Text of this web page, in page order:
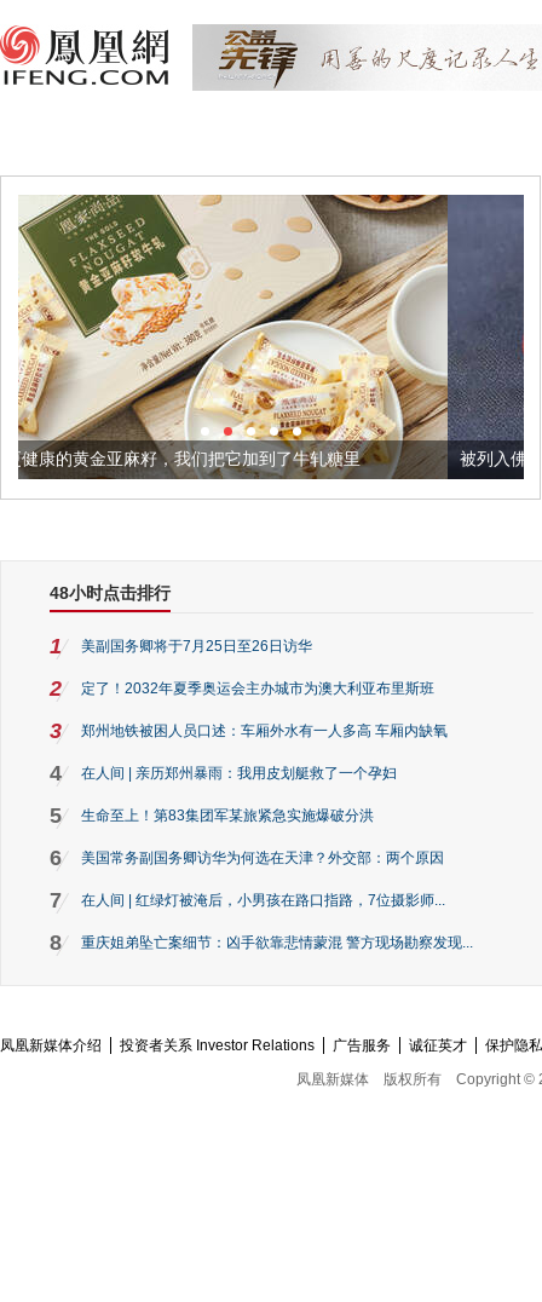
们把它加到了牛轧糖里 被列入佛家七宝的它到底有多美
48小时点击排行
1 美副国务卿将于7月25日至26日访华
2 定了！2032年夏季奥运会主办城市为澳大利亚布里斯班
3 郑州地铁被困人员口述：车厢外水有一人多高 车厢内缺氧
4 在人间 | 亲历郑州暴雨：我用皮划艇救了一个孕妇
5 生命至上！第83集团军某旅紧急实施爆破分洪
6 美国常务副国务卿访华为何选在天津？外交部：两个原因
7 在人间 | 红绿灯被淹后，小男孩在路口指路，7位摄影师...
8 重庆姐弟坠亡案细节：凶手欲靠悲情蒙混 警方现场勘察发现...
凤凰新媒体介绍 投资者关系 Investor Relations 广告服务 诚征英才
保护隐
凤凰新媒体
版权所有 Copyright ©